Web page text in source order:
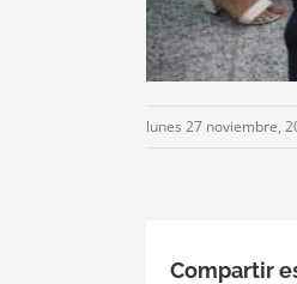
lunes 27 noviembre,
Compartir